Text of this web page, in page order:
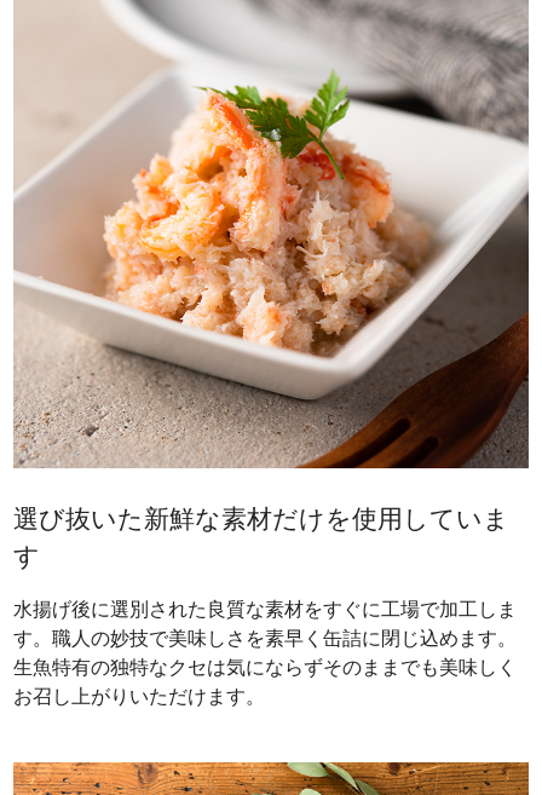
選び抜いた新鮮な素材だけを使用していま
す
水揚げ後に選別された良質な素材をすぐに工場で加工しま
す。職人の妙技で美味しさを素早く缶詰に閉じ込めます。
生魚特有の独特なクセは気にならずそのままでも美味しく
お召し上がりいただけます。